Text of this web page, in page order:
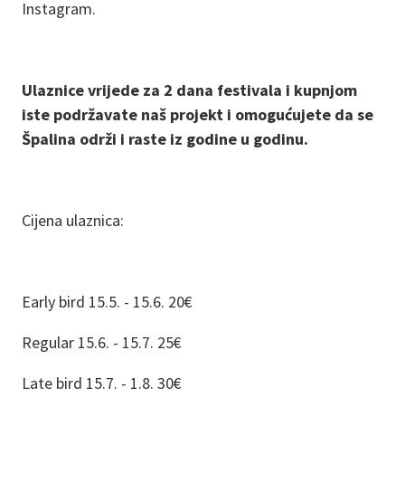
Instagram.
Ulaznice vrijede za 2 dana festivala i kupnjom
iste podržavate naš projekt i omogućujete da se
Špalina održi i raste iz godine u godinu.
Cijena ulaznica:
Early bird 15.5. - 15.6. 20€
Regular 15.6. - 15.7. 25€
Late bird 15.7. - 1.8. 30€